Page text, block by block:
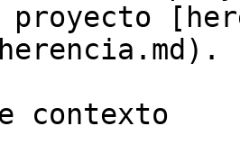
proyecto
contexto